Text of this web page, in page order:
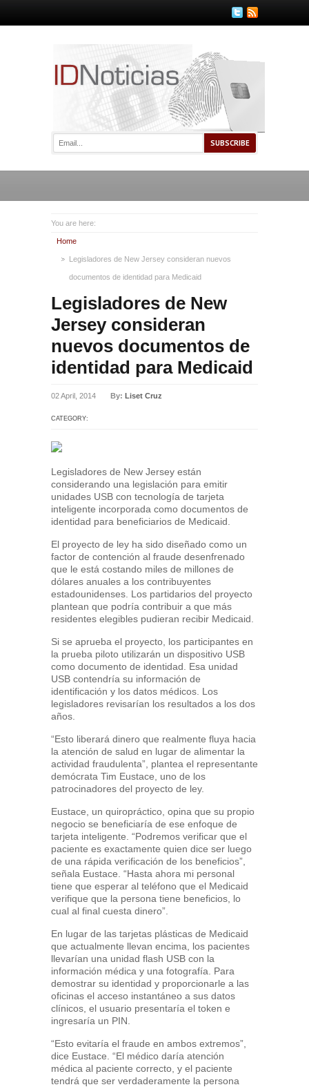
You are here:
Home
Legisladores de New Jersey consideran nuevos
documentos de identidad para Medicaid
Legisladores de New
Jersey consideran
nuevos documentos de
identidad para Medicaid
02 April, 2014 By: Liset Cruz
CATEGORY:
Legisladores de New Jersey están
considerando una legislación para emitir
unidades USB con tecnología de tarjeta
inteligente incorporada como documentos de
identidad para beneficiarios de Medicaid.
El proyecto de ley ha sido diseñado como un
factor de contención al fraude desenfrenado
que le está costando miles de millones de
dólares anuales a los contribuyentes
estadounidenses. Los partidarios del proyecto
plantean que podría contribuir a que más
residentes elegibles pudieran recibir Medicaid.
Si se aprueba el proyecto, los participantes en
la prueba piloto utilizarán un dispositivo USB
como documento de identidad. Esa unidad
USB contendría su información de
identificación y los datos médicos. Los
legisladores revisarían los resultados a los dos
años.
“Esto liberará dinero que realmente fluya hacia
la atención de salud en lugar de alimentar la
actividad fraudulenta”, plantea el representante
demócrata Tim Eustace, uno de los
patrocinadores del proyecto de ley.
Eustace, un quiropráctico, opina que su propio
negocio se beneficiaría de ese enfoque de
tarjeta inteligente. “Podremos verificar que el
paciente es exactamente quien dice ser luego
de una rápida verificación de los beneficios”,
señala Eustace. “Hasta ahora mi personal
tiene que esperar al teléfono que el Medicaid
verifique que la persona tiene beneficios, lo
cual al final cuesta dinero”.
En lugar de las tarjetas plásticas de Medicaid
que actualmente llevan encima, los pacientes
llevarían una unidad flash USB con la
información médica y una fotografía. Para
demostrar su identidad y proporcionarle a las
oficinas el acceso instantáneo a sus datos
clínicos, el usuario presentaría el token e
ingresaría un PIN.
“Esto evitaría el fraude en ambos extremos”,
dice Eustace. “El médico daría atención
médica al paciente correcto, y el paciente
tendrá que ser verdaderamente la persona